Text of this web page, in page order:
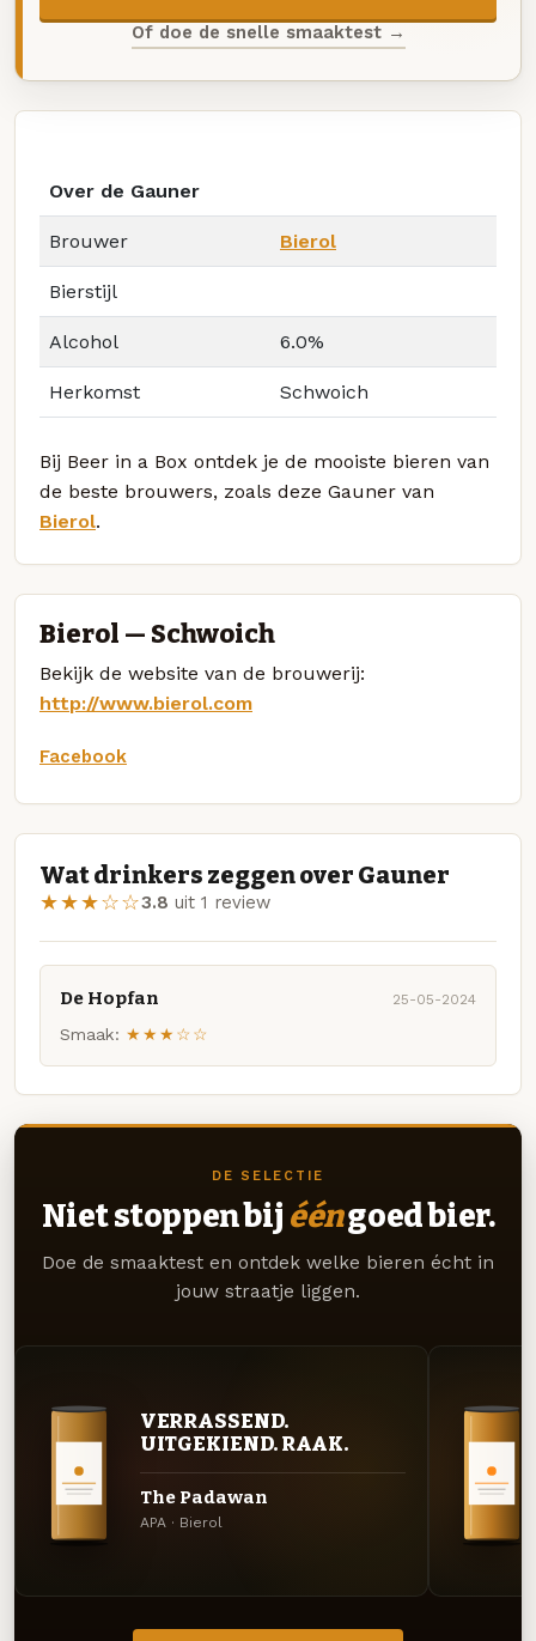
Of doe de snelle smaaktest →
Over de Gauner
Brouwer Bierol
Bierstijl
Alcohol 6.0%
Herkomst Schwoich
Bij Beer in a Box ontdek je de mooiste bieren van
de beste brouwers, zoals deze Gauner van
Bierol.
Bierol — Schwoich
Bekijk de website van de brouwerij:
http://www.bierol.com
Facebook
Wat drinkers zeggen over Gauner
★★★☆☆3.8 uit 1 review
De Hopfan 25-05-2024
Smaak: ★★★☆☆
DE SELECTIE
Niet stoppen bij ééngoed bier.
Doe de smaaktest en ontdek welke bieren écht in
jouw straatje liggen.
VERRASSEND.
UITGEKIEND. RAAK.
The Padawan
APA · Bierol